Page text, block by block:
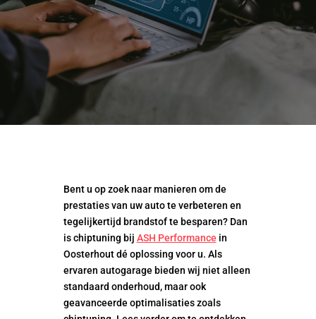
Bent u op zoek naar manieren om de
prestaties van uw auto te verbeteren en
tegelijkertijd brandstof te besparen? Dan
is chiptuning bij ASH Performance in
Oosterhout dé oplossing voor u. Als
ervaren autogarage bieden wij niet alleen
standaard onderhoud, maar ook
geavanceerde optimalisaties zoals